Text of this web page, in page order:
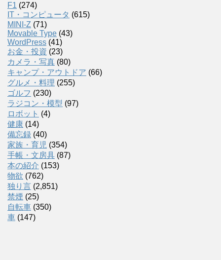
F1 (274)
IT・コンピュータ (615)
MINI-Z (71)
Movable Type (43)
WordPress (41)
お金・投資 (23)
カメラ・写真 (80)
キャンプ・アウトドア (66)
グルメ・料理 (255)
ゴルフ (230)
ラジコン・模型 (97)
ロボット (4)
健康 (14)
備忘録 (40)
家族・育児 (354)
手帳・文房具 (87)
本の紹介 (153)
物欲 (762)
独り言 (2,851)
禁煙 (25)
自転車 (350)
車 (147)